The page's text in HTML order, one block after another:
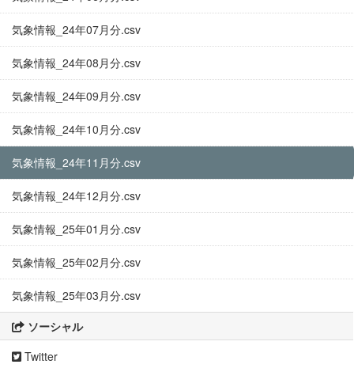
気象情報_24年07月分.csv
気象情報_24年08月分.csv
気象情報_24年09月分.csv
気象情報_24年10月分.csv
気象情報_24年11月分.csv
気象情報_24年12月分.csv
気象情報_25年01月分.csv
気象情報_25年02月分.csv
気象情報_25年03月分.csv
ソーシャル
Twitter